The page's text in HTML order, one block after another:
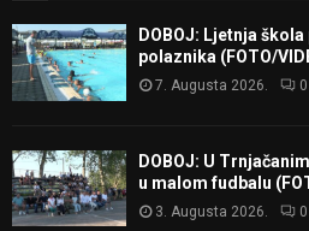
DOBOJ: Ljetnja
polaznika (FOTO/
7. Augusta 2026. 0
DOBOJ: U
u malom fudbalu
3. Augusta 2026. 0